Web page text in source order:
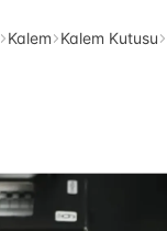
Kalem Kalem Kutusu